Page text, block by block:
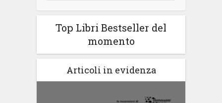
Top Libri Bestseller del
momento
Articoli in evidenza